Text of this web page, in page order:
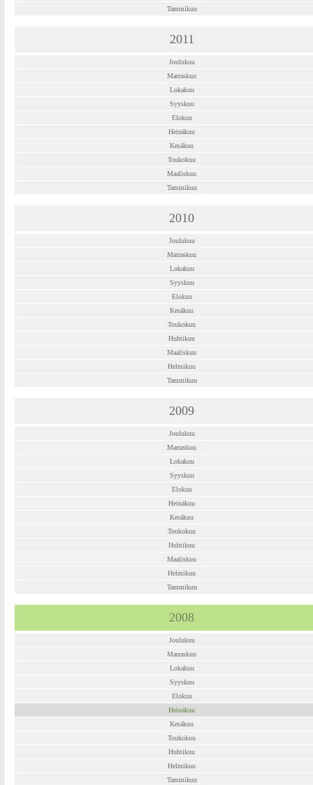
Tammikuu
2011
Joulukuu
Marraskuu
Lokakuu
Syyskuu
Elokuu
Heinäkuu
Kesäkuu
Toukokuu
Maaliskuu
Tammikuu
2010
Joulukuu
Marraskuu
Lokakuu
Syyskuu
Elokuu
Kesäkuu
Toukokuu
Huhtikuu
Maaliskuu
Helmikuu
Tammikuu
2009
Joulukuu
Marraskuu
Lokakuu
Syyskuu
Elokuu
Heinäkuu
Kesäkuu
Toukokuu
Huhtikuu
Maaliskuu
Helmikuu
Tammikuu
2008
Joulukuu
Marraskuu
Lokakuu
Syyskuu
Elokuu
Heinäkuu
Kesäkuu
Toukokuu
Huhtikuu
Helmikuu
Tammikuu